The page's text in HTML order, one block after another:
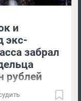
и
экс-
забрал
рублей